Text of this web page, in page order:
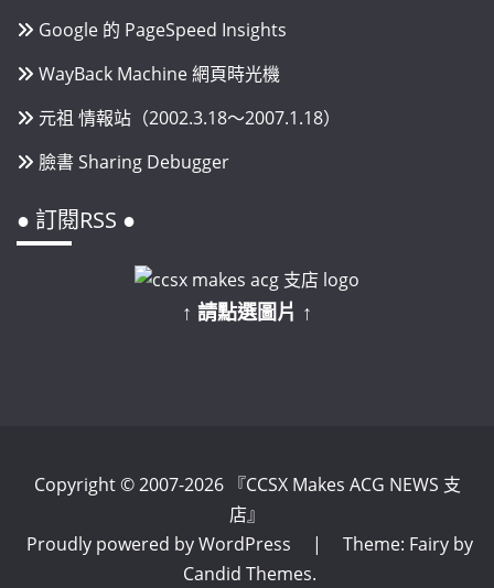
Google 的 PageSpeed Insights
WayBack Machine 網頁時光機
元祖 情報站（2002.3.18～2007.1.18）
臉書 Sharing Debugger
● 訂閱RSS ●
↑ 請點選圖片 ↑
Copyright © 2007-2026 『CCSX Makes ACG NEWS 支
店』
Proudly powered by WordPress
|
Theme: Fairy by
Candid Themes.